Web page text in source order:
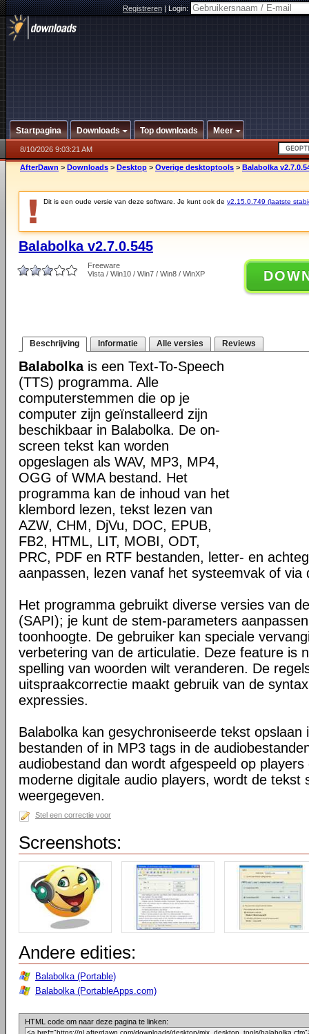
Registreren|Login:
Startpagina Downloads Top downloads Meer
8/10/2026 9:03:21 AM
AfterDawn > Downloads > Desktop > Overige desktoptools > Balabolka
Dit is een oude versie van deze software. Je kunt ook de v2.15.0.749 (laatste
Balabolka v2.7.0.545
Freeware
Vista / Win10 / Win7 / Win8 / WinXP
Beschrijving Informatie Alle versies Reviews
Balabolkais een Text-To-Speech
(TTS) programma. Alle
computerstemmen die op je
computer zijn geïnstalleerd zijn
beschikbaar in Balabolka. De on-
screen tekst kan worden
opgeslagen als WAV, MP3, MP4,
OGG of WMA bestand. Het
programma kan de inhoud van het
klembord lezen, tekst lezen van
AZW, CHM, DjVu, DOC, EPUB,
FB2, HTML, LIT, MOBI, ODT,
PRC, PDF en RTF bestanden, letter- en
aanpassen, lezen vanaf het systeemvak of via
Het programma gebruikt diverse versies van
(SAPI); je kunt de stem-parameters
toonhoogte. De gebruiker kan speciale
verbetering van de articulatie. Deze feature is
spelling van woorden wilt veranderen. De
uitspraakcorrectie maakt gebruik van de
expressies.
Balabolka kan gesychroniseerde tekst opslaan
bestanden of in MP3 tags in de
audiobestand dan wordt afgespeeld op
moderne digitale audio players, wordt de tekst
weergegeven.
Stel een correctie voor
Screenshots:
Andere edities:
Balabolka (Portable)
Balabolka (PortableApps.com)
HTML code om naar deze pagina te linken: